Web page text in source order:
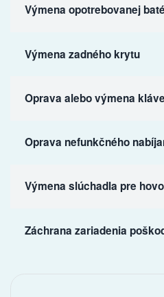
Výmena opotrebovanej
Výmena zadného krytu
Oprava alebo výmena
Oprava nefunkčného
Výmena slúchadla pre
Záchrana zariadenia